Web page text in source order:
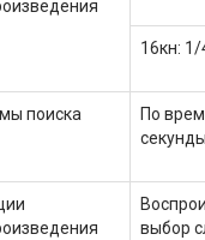
16кн:
поиска
По
выбор